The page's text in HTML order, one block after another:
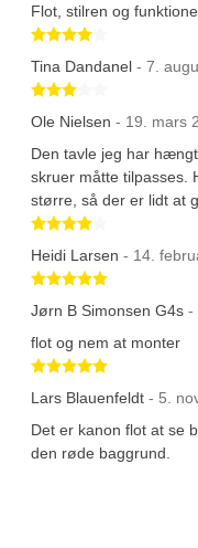
Flot, stilren og
Tina Dandanel - 7.
Ole Nielsen - 19. mars
Den tavle jeg har
skruer måtte tilpasses.
større, så der er lidt at
Heidi Larsen - 14.
Betygsatt 5
Jørn B Simonsen G4s -
flot og nem at monter
Betygsatt 5
Lars Blauenfeldt - 5.
Det er kanon flot at se
den røde baggrund.